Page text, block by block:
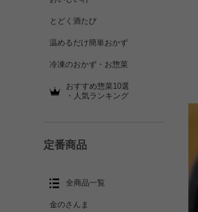
とどく酒たび
温めるだけ簡単おかず
冷凍のおかず・お惣菜
おすすめ惣菜10選
・人気ランキング
定番商品
全商品一覧
金のさんま